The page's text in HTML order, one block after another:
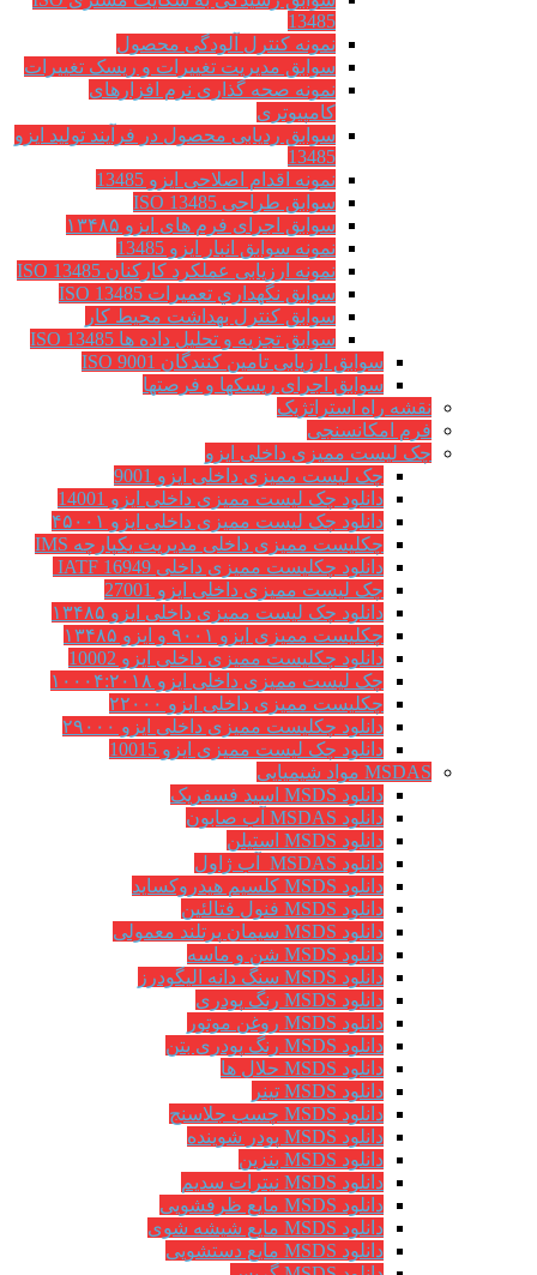
13485
نمونه کنترل آلودگی محصول
سوابق مدیریت تغییرات و ریسک تغییرات
نمونه صحه گذاری نرم افزارهای
کامپیوتری
سوابق ردیابی محصول در فرآیند تولید ایزو
13485
نمونه اقدام اصلاحی ایزو 13485
سوابق طراحی ISO 13485
سوابق اجرای فرم های ایزو ۱۳۴۸۵
نمونه سوابق انبار ایزو 13485
نمونه ارزیابی عملکرد کارکنان ISO 13485
سوابق نگهداري تعميرات ISO 13485
سوابق کنترل بهداشت محیط کار
سوابق تجزیه و تحلیل داده ها ISO 13485
سوابق ارزیابی تامین کنندگان ISO 9001
سوابق اجرای ریسکها و فرصتها
نقشه راه استراتژیک
فرم امکانسنجی
چک لیست ممیزی داخلی ایزو
چک لیست ممیزی داخلی ایزو 9001
دانلود چک لیست ممیزی داخلی ایزو 14001
دانلود چک لیست ممیزی داخلی ایزو ۴۵۰۰۱
چکلیست ممیزی داخلی مدیریت یکپارچه IMS
دانلود چکلیست ممیزی داخلی IATF 16949
چک لیست ممیزی داخلی ایزو 27001
دانلود چک لیست ممیزی داخلی ایزو ۱۳۴۸۵
چکلیست ممیزی ایزو ۹۰۰۱ و ایزو ۱۳۴۸۵
دانلود چکلیست ممیزی داخلی ایزو 10002
چک لیست ممیزی داخلی ایزو ۱۰۰۰۴:۲۰۱۸
چکلیست ممیزی داخلی ایزو ۲۲۰۰۰
دانلود چکلیست ممیزی داخلی ایزو ۲۹۰۰۰
دانلود چک لیست ممیزی ایزو 10015
MSDAS مواد شیمیایی
دانلود MSDS اسید فسفریک
دانلود MSDAS آب صابون
دانلود MSDS استیلن
دانلود MSDAS آب ژاول
دانلود MSDS کلسیم هیدروکساید
دانلود MSDS فنول فتالئین
دانلود MSDS سیمان پرتلند معمولی
دانلود MSDS شن و ماسه
دانلود MSDS سنگ دانه الیگودرز
دانلود MSDS رنگ پودری
دانلود MSDS روغن موتور
دانلود MSDS رنگ پودری بتن
دانلود MSDS حلال ها
دانلود MSDS تینر
دانلود MSDS چسب جلاسنج
دانلود MSDS پودر شوینده
دانلود MSDS بنزین
دانلود MSDS نیترات سدیم
دانلود MSDS مایع ظرفشویی
دانلود MSDS مایع شیشه شوی
دانلود MSDS مایع دستشویی